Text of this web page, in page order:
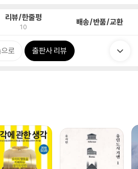
리뷰/한줄평
10 배송/반품/교환
로 출판사 리뷰